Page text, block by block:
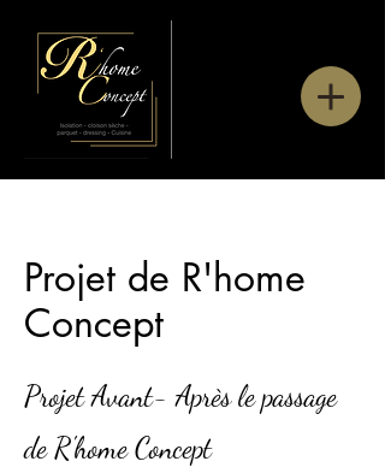
Projet de R'home
Concept
Projet Avant- Après le passage
de R'home Concept